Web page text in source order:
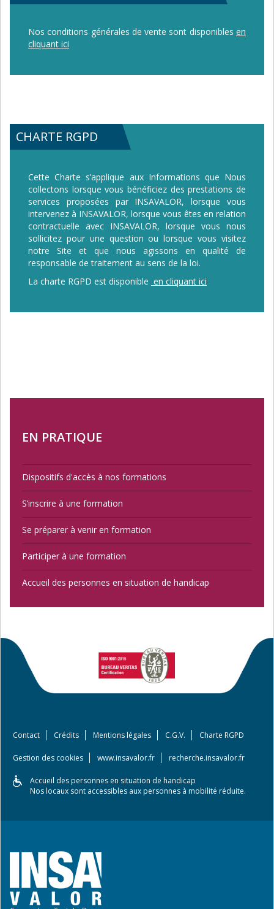
Nos conditions générales de vente sont disponibles en
cliquant ici
CHARTE RGPD
Cette Charte s’applique aux Informations que Nous
collectons lorsque vous bénéficiez des prestations de
services proposées par INSAVALOR, lorsque vous
intervenez à INSAVALOR, lorsque vous êtes en relation
contractuelle avec INSAVALOR, lorsque vous nous
sollicitez pour une question ou lorsque vous visitez
notre Site et que nous agissons en qualité de
responsable de traitement au sens de la loi.
La charte RGPD est disponible en cliquant ici
EN PRATIQUE
Dispositifs d'accès à nos formations
S’inscrire à une formation
Se préparer à venir en formation
Participer à une formation
Accueil des personnes en situation de handicap
Contact Crédits Mentions légales C.G.V. Charte RGPD
Gestion des cookies www.insavalor.fr recherche.insavalor.fr
Accueil des personnes en situation de handicap
Nos locaux sont accessibles aux personnes à mobilité réduite.